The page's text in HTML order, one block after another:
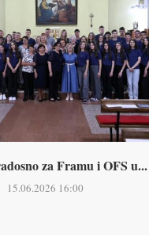
za Framu i OFS u...
15.06.2026 16:00